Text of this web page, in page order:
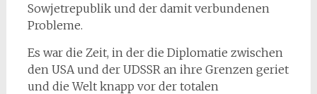
Sowjetrepublik und der damit verbundenen
Probleme.
Es war die Zeit, in der die Diplomatie zwischen
den USA und der UDSSR an ihre Grenzen geriet
und die Welt knapp vor der totalen